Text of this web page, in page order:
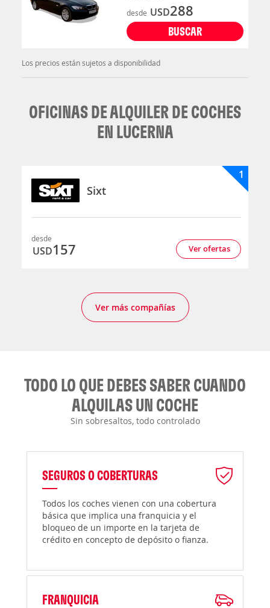
desde USD288
BUSCAR
Los precios están sujetos a disponibilidad
OFICINAS DE ALQUILER DE COCHES
EN LUCERNA
Sixt
1
desde
USD157 Ver ofertas
Ver más compañías
TODO LO QUE DEBES SABER CUANDO
ALQUILAS UN COCHE
Sin sobresaltos, todo controlado
SEGUROS O COBERTURAS
Todos los coches vienen con una cobertura
básica que implica una franquicia y el
bloqueo de un importe en la tarjeta de
crédito en concepto de depósito o fianza.
FRANQUICIA